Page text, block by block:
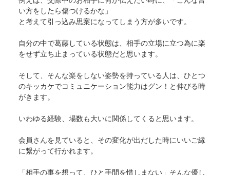
い方をしたら傷つけるかな」
と考えて引っ込み思案になってしまう方が多いです。
自分の中で葛藤している状態は、相手の立場に立つ為に楽
をせず立ち止まっている状態だと思います。
そして、そんな楽をしない姿勢を持っている人は、ひとつ
のキッカケでコミュニケーション能力はグン！と伸びる時
がきます。
いわゆる経験、場数も大いに関係してくると思います。
会員さんを見ていると、その変化が出だした時にいいご縁
に繋がって行かれます。
「相手の事を想って、ひと手間を惜しまない」そんな優し